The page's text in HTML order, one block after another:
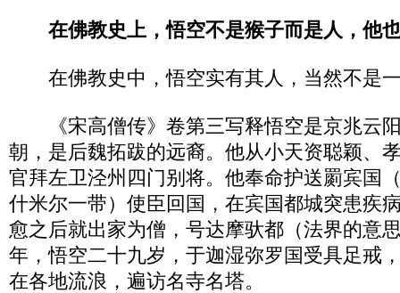
在佛教史上，悟空不是猴子而是人，他
在佛教史中，悟空实有其人，当然不是
《宋高僧传》卷第三写释悟空是京兆云
朝，是后魏拓跋的远裔。他从小天资聪颖、
官拜左卫泾州四门别将。他奉命护送罽宾国
什米尔一带）使臣回国，在宾国都城突患疾
愈之后就出家为僧，号达摩驮都（法界的意
年，悟空二十九岁，于迦湿弥罗国受具足戒
在各地流浪，遍访名寺名塔。